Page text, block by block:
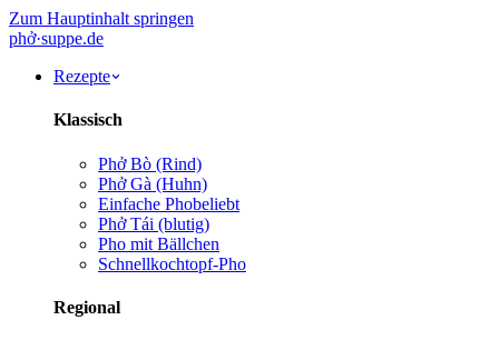
Zum Hauptinhalt springen
phở·suppe.de
Rezepte
Klassisch
Phở Bò (Rind)
Phở Gà (Huhn)
Einfache Phobeliebt
Phở Tái (blutig)
Pho mit Bällchen
Schnellkochtopf-Pho
Regional